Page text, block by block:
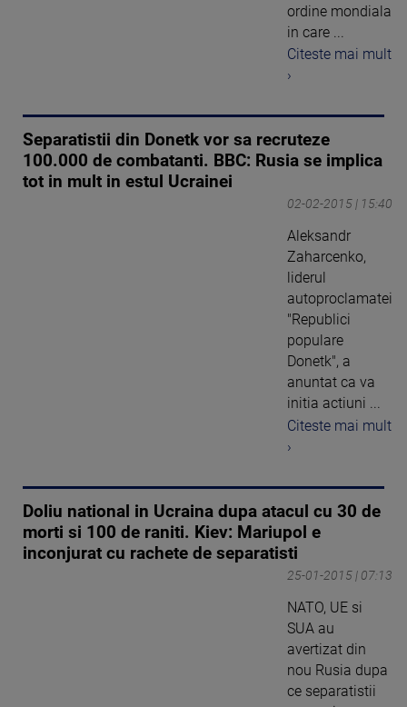
ordine mondiala
in care ...
Citeste mai mult
›
Separatistii din Donetk vor sa recruteze
100.000 de combatanti. BBC: Rusia se implica
tot in mult in estul Ucrainei
02-02-2015 | 15:40
Aleksandr
Zaharcenko,
liderul
autoproclamatei
"Republici
populare
Donetk", a
anuntat ca va
initia actiuni ...
Citeste mai mult
›
Doliu national in Ucraina dupa atacul cu 30 de
morti si 100 de raniti. Kiev: Mariupol e
inconjurat cu rachete de separatisti
25-01-2015 | 07:13
NATO, UE si
SUA au
avertizat din
nou Rusia dupa
ce separatistii